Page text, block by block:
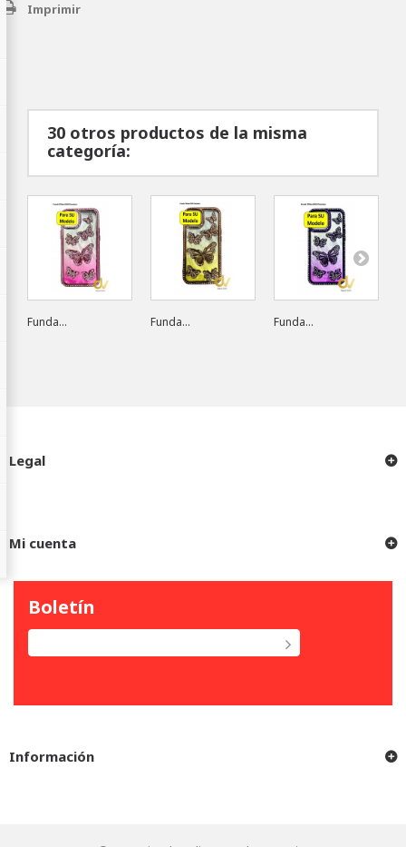
Imprimir
30 otros productos de la misma
categoría:
Funda... Funda... Funda...
Legal
Mi cuenta
Boletín
Información